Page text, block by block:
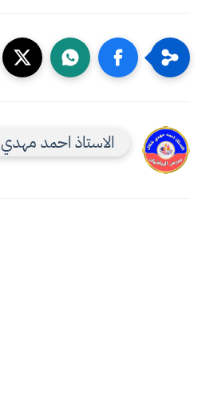
الاستاذ احمد مهدي 1